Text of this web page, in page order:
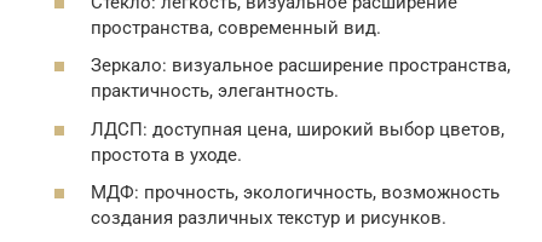
пространства, современный вид.
Зеркало: визуальное расширение пространства,
практичность, элегантность.
ЛДСП: доступная цена, широкий выбор цветов,
простота в уходе.
МДФ: прочность, экологичность, возможность
создания различных текстур и рисунков.